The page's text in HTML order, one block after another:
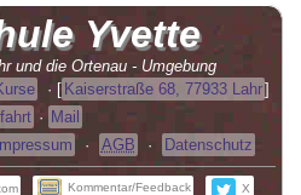
Yvette
und die Ortenau - Umgebung
· [ Kaiserstraße 68, 77933 Lahr]
· Mail
Impressum · AGB · Datenschutz
Kommentar/Feedback X